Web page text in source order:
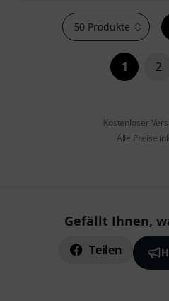
50 Produkte
1 2
Kostenloser
Alle Preise
Gefällt Ihnen,
Teilen